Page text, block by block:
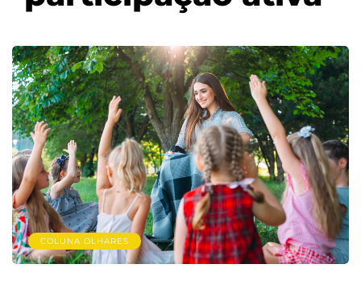
COLUNA OLHARES